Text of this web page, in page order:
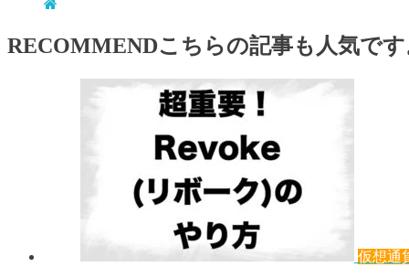
RECOMMENDこちらの記事も人気で
仮想通